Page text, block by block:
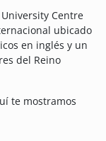
Centre
ubicado
en inglés y un
del Reino
te mostramos